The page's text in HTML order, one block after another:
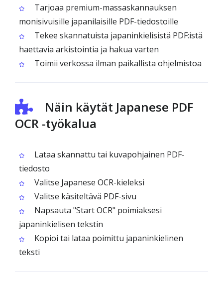
Tarjoaa premium-massaskannauksen
monisivuisille japanilaisille PDF-tiedostoille
Tekee skannatuista japaninkielisistä PDF:istä
haettavia arkistointia ja hakua varten
Toimii verkossa ilman paikallista ohjelmistoa
Näin käytät Japanese PDF
OCR -työkalua
Lataa skannattu tai kuvapohjainen PDF-
tiedosto
Valitse Japanese OCR-kieleksi
Valitse käsiteltävä PDF-sivu
Napsauta "Start OCR" poimiaksesi
japaninkielisen tekstin
Kopioi tai lataa poimittu japaninkielinen
teksti